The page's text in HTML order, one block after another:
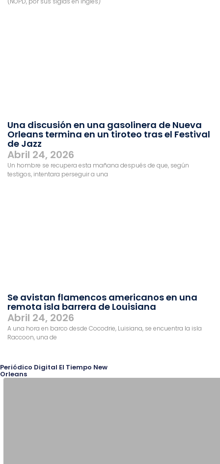
Una discusión en una gasolinera de Nueva
Orleans termina en un tiroteo tras el Festival
de Jazz
Abril 24, 2026
Un hombre se recupera esta mañana después de que, según
testigos, intentara perseguir a una
Se avistan flamencos americanos en una
remota isla barrera de Louisiana
Abril 24, 2026
A una hora en barco desde Cocodrie, Luisiana, se encuentra la isla
Raccoon, una de
Periódico Digital El Tiempo New
Orleans